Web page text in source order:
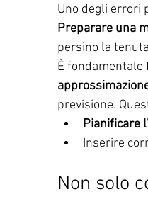
Uno degli errori
Preparare una
persino la
È fondamentale
previsione.
Pianificare
Inserire
Non solo